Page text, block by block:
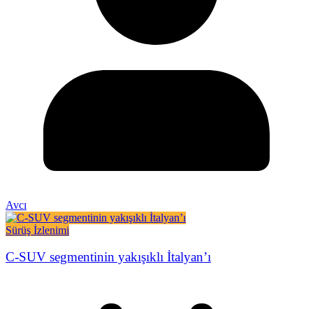
Avcı
Sürüş İzlenimi
C-SUV segmentinin yakışıklı İtalyan’ı